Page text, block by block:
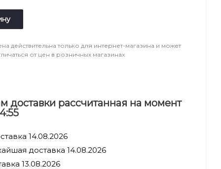
действительна только для интернет-магазина и может
от цен в розничных магазинах
доставки рассчитанная на момент
14.08.2026
доставка 14.08.2026
13.08.2026